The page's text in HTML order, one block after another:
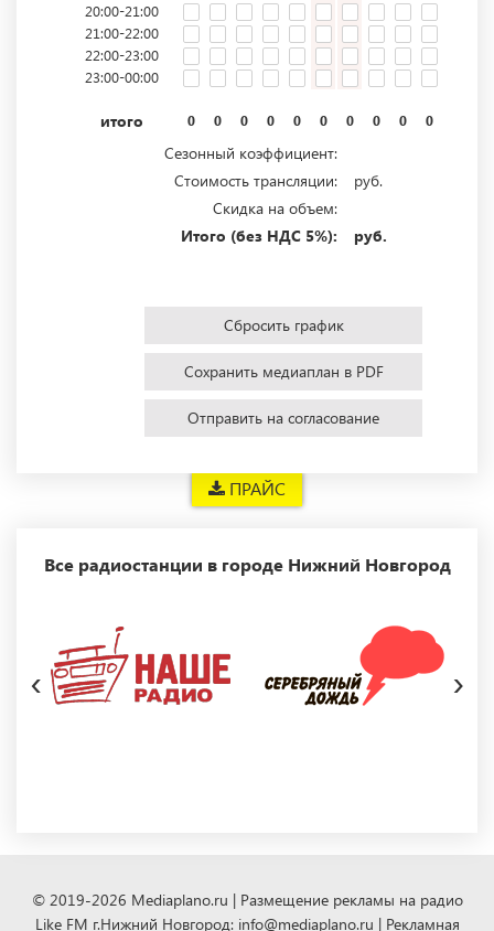
ПРАЙС
20:00-21:00
21:00-22:00
22:00-23:00
23:00-00:00
итого 0 0 0 0 0 0 0 0 0 0
Сезонный коэффициент:
Стоимость трансляции:
руб.
Скидка на объем:
Итого (без НДС 5%):
руб.
Сбросить график
Сохранить медиаплан в PDF
Отправить на согласование
Все радиостанции в городе Нижний Новгород
‹ ›
© 2019-2026 Mediaplano.ru | Размещение рекламы на радио
Like FM г.Нижний Новгород: info@mediaplano.ru | Рекламная